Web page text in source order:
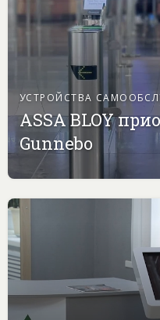
УСТРОЙСТВА
ASSA BLOY
Gunnebo